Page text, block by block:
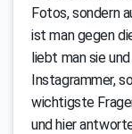
Fotos, sondern
ist man gegen
liebt man sie
Instagrammer,
wichtigste
und hier